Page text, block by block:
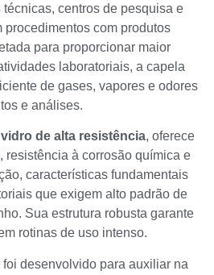
centros de pesquisa e
procedimentos com produtos
para proporcionar maior
laboratoriais, a capela
de gases, vapores e odores
e análises.
de alta resistência, oferece
resistência à corrosão química e
características fundamentais
que exigem alto padrão de
Sua estrutura robusta garante
rotinas de uso intenso.
desenvolvido para auxiliar na